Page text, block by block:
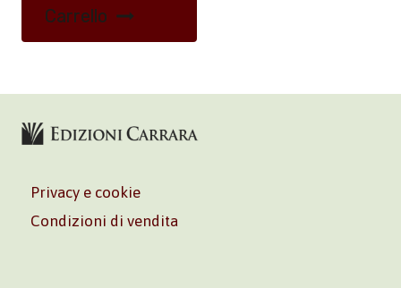
Carrello
Privacy e cookie
Condizioni di vendita